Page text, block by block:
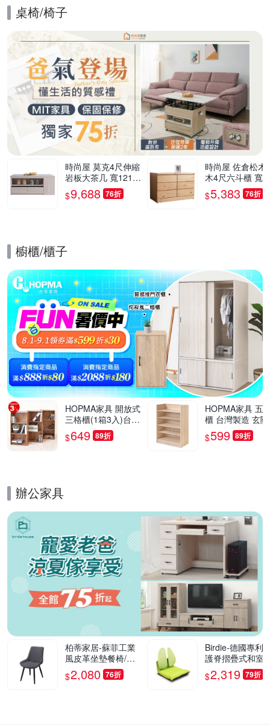
桌椅/椅子
時尚屋 莫克4尺伸縮
岩板大茶几 寬121x
深60x高52.6公分-台
灣製/免組裝/茶几
$9,688 76折
時尚屋 佐倉松木實
木4尺六斗櫃 寬
深58x高76cm
$5,383 76折
櫥櫃/櫃子
HOPMA家具 開放式
三格櫃(1箱3入)台灣
製造 收納置物櫃 儲
藏玄關櫃 展示空櫃-
$649 89折
HOPMA家具 五
櫃 台灣製造 玄
開放收納櫃 置物
櫃 鞋架-寬60 X
$599 89折
辦公家具
柏蒂家居-蘇菲工業
風皮革坐墊餐椅/休
閒椅(單椅)-55x42x8
2cm
$2,080 76折
Birdie-德國專利
護脊摺疊式和室
綠色-
$2,319 79折